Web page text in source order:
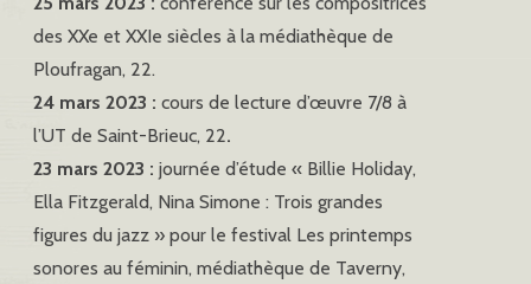
des XXe et XXIe siècles à la médiathèque de
Ploufragan, 22.
24 mars 2023 : cours de lecture d’œuvre 7/8 à
l’UT de Saint-Brieuc, 22.
23 mars 2023 : journée d’étude « Billie Holiday,
Ella Fitzgerald, Nina Simone : Trois grandes
figures du jazz » pour le festival Les printemps
sonores au féminin, médiathèque de Taverny,